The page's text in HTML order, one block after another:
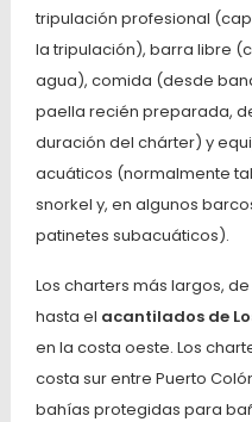
tripulación profesional
la tripulación), barra libre
agua), comida (desde
paella recién preparada,
duración del chárter) y
acuáticos (normalmente
snorkel y, en algunos
patinetes subacuáticos).
Los charters más largos,
hasta el acantilados de
en la costa oeste. Los
costa sur entre Puerto
bahías protegidas para